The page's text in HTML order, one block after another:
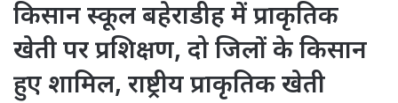
किसान स्कूल बहेराडीह में प्राकृतिक
खेती पर प्रशिक्षण, दो जिलों के किसान
हुए शामिल, राष्ट्रीय प्राकृतिक खेती